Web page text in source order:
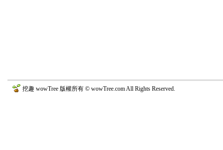
挖趣 wowTree 版權所有 © wowTree.com All Rights Reserved.